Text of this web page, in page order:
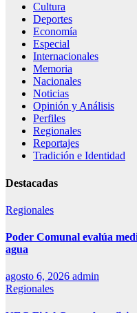
Cultura
Deportes
Economía
Especial
Internacionales
Memoria
Nacionales
Noticias
Opinión y Análisis
Perfiles
Regionales
Reportajes
Tradición e Identidad
Destacadas
Regionales
Poder Comunal evalúa
agua
agosto 6, 2026 admin
Regionales